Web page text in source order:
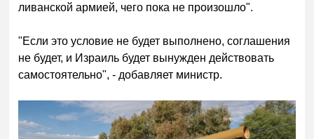
ливанской армией, чего пока не произошло".
"Если это условие не будет выполнено, соглашения
не будет, и Израиль будет вынужден действовать
самостоятельно", - добавляет министр.